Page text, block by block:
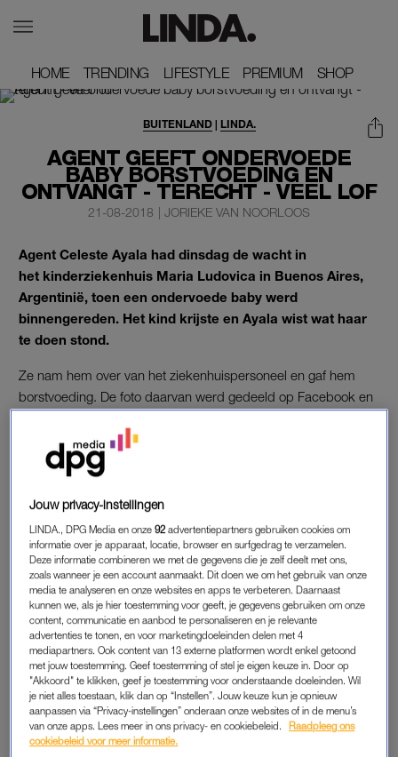
HOME
HOME TRENDING
TRENDING LIFESTYLE
LIFESTYLE PREMIUM
PREMIUM SHOP
SHOP
AGENT GEEFT ONDERVOEDE
BABY BORSTVOEDING EN
ONTVANGT - TERECHT - VEEL LOF
BUITENLAND| LINDA.
21-08-2018 | JORIEKE VAN NOORLOOS
Agent Celeste Ayala had dinsdag de wacht in
het kinderziekenhuis Maria Ludovica in Buenos Aires,
Argentinië, toen een ondervoede baby werd
binnengereden. Het kind krijste en Ayala wist wat haar
te doen stond.
Ze nam hem over van het ziekenhuispersoneel en gaf hem
borstvoeding. De foto daarvan werd gedeeld op Facebook en
KINDEREN IN DE PROBLEMEN
Het personeel was te druk met andere dingen bezig,
waardoor de agent de baby kon overnemen. Ze gaf hem de
borst en het kind stopte gelijk met krijsen, zo schrijftHLN.be
“Ik zag dat hij steeds zijn vuist in zijn mond stopte en had door
dat hij enorme honger had. Ik gaf hem daarom gelijk de borst
en begon hem te knuffelen. Ik vond het triest om hem daar zo
te zien liggen. Ik vind dat we als samenleving in de bres
moeten springen als kinderen in de problemen zijn.”
MOEDERINSTINCT
Haar collega Marcos Heredia maakte de veel gedeelde foto
Jouw privacy-instellingen
LINDA., DPG Media en onze92 advertentiepartners gebruiken cookies om
informatie over je apparaat, locatie, browser en surfgedrag te verzamelen.
Deze informatie combineren we met de gegevens die je zelf deelt met ons,
zoals wanneer je een account aanmaakt. Dit doen we om het gebruik van onze
media te analyseren en onze websites en apps te verbeteren. Daarnaast
kunnen we, als je hier toestemming voor geeft, je gegevens gebruiken om onze
content, communicatie en aanbod te personaliseren en je relevante
advertenties te tonen, en voor marketingdoeleinden delen met 4
mediapartners. Ook content van 13 externe platformen wordt enkel getoond
met jouw toestemming. Geef toestemming of stel je eigen keuze in. Door op
"Akkoord" te klikken, geef je toestemming voor onderstaande doeleinden. Wil
je niet alles toestaan, klik dan op “Instellen”. Jouw keuze kun je opnieuw
aanpassen via “Privacy-instellingen” onderaan onze websites of in de menu’s
van onze apps. Lees meer in ons privacy- en cookiebeleid.
Raadpleeg ons
cookiebeleid voor meer informatie.